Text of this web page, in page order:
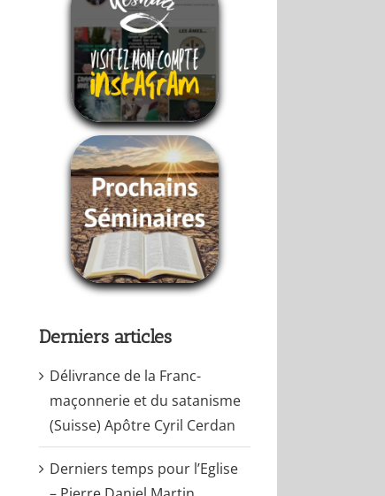
Derniers articles
Délivrance de la Franc-
maçonnerie et du satanisme
(Suisse) Apôtre Cyril Cerdan
Derniers temps pour l’Eglise